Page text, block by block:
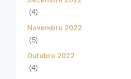
(4)
Novembro 2022
(5)
Outubro 2022
(4)